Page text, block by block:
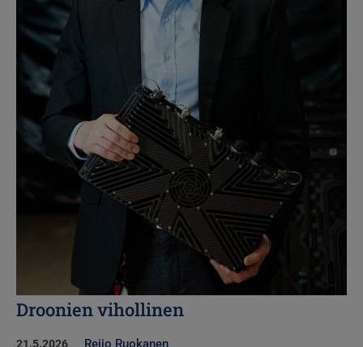
Droonien vihollinen
21.5.2026 Reijo Ruokanen